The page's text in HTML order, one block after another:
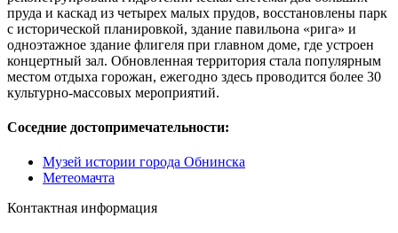
пруда и каскад из четырех малых прудов, восстановлены парк
с исторической планировкой, здание павильона «рига» и
одноэтажное здание флигеля при главном доме, где устроен
концертный зал. Обновленная территория стала популярным
местом отдыха горожан, ежегодно здесь проводится более 30
культурно-массовых мероприятий.
Соседние достопримечательности:
Музей истории города Обнинска
Метеомачта
Контактная информация